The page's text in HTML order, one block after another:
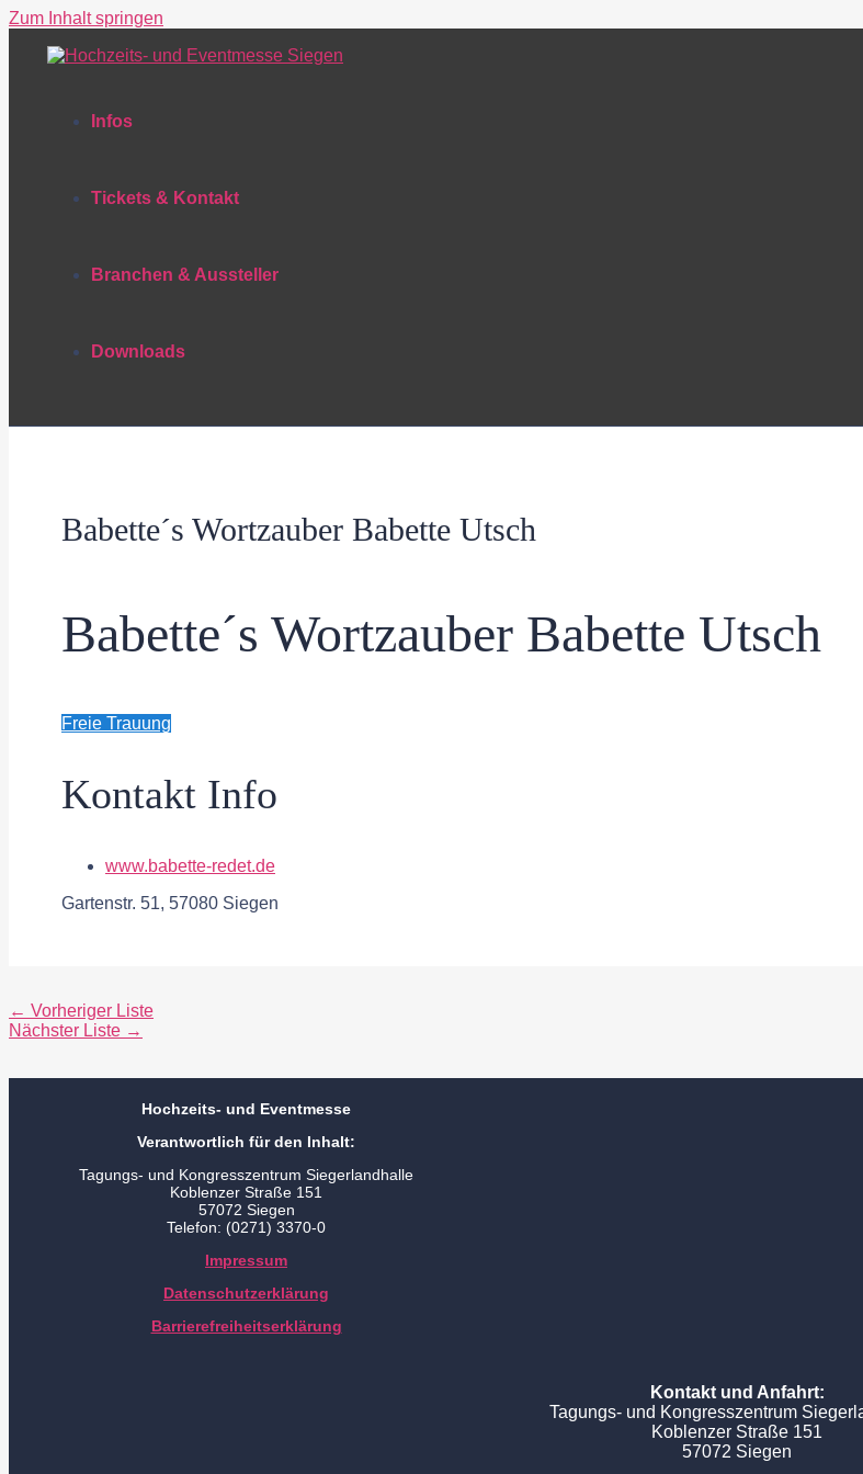
Zum Inhalt springen
Infos
Tickets & Kontakt
Branchen & Aussteller
Downloads
Babette´s Wortzauber Babette Utsch
Babette´s Wortzauber Babette Utsch
Freie Trauung
Kontakt Info
www.babette-redet.de
Gartenstr. 51, 57080 Siegen
← Vorheriger Liste
Nächster Liste →
Hochzeits- und Eventmesse
Verantwortlich für den Inhalt:
Tagungs- und Kongresszentrum Siegerlandhalle
Koblenzer Straße 151
57072 Siegen
Telefon: (0271) 3370-0
Impressum
Datenschutzerklärung
Barrierefreiheitserklärung
Kontakt und Anfahrt:
Tagungs- und Kongresszentrum
Koblenzer Straße 151
57072 Siegen